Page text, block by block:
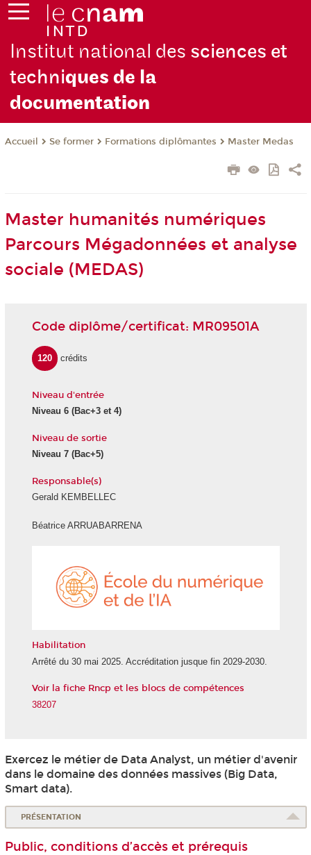
Institut national des sciences et
techniques de la
documentation
Accueil Se former Formations diplômantes Master Medas
Master humanités numériques
Parcours Mégadonnées et analyse
sociale (MEDAS)
Code diplôme/certificat: MR09501A
120 crédits
Niveau d'entrée
Niveau 6(Bac+3 et 4)
Niveau de sortie
Niveau 7(Bac+5)
Responsable(s)
Gerald KEMBELLEC
Béatrice ARRUABARRENA
Habilitation
Arrêté du 30 mai 2025. Accréditation jusque fin 2029-2030.
Voir la fiche Rncp et les blocs de compétences
38207
Exercez le métier de Data Analyst, un métier d'avenir
dans le domaine des données massives (Big Data,
Smart data).
PRÉSENTATION
Public, conditions d’accès et prérequis